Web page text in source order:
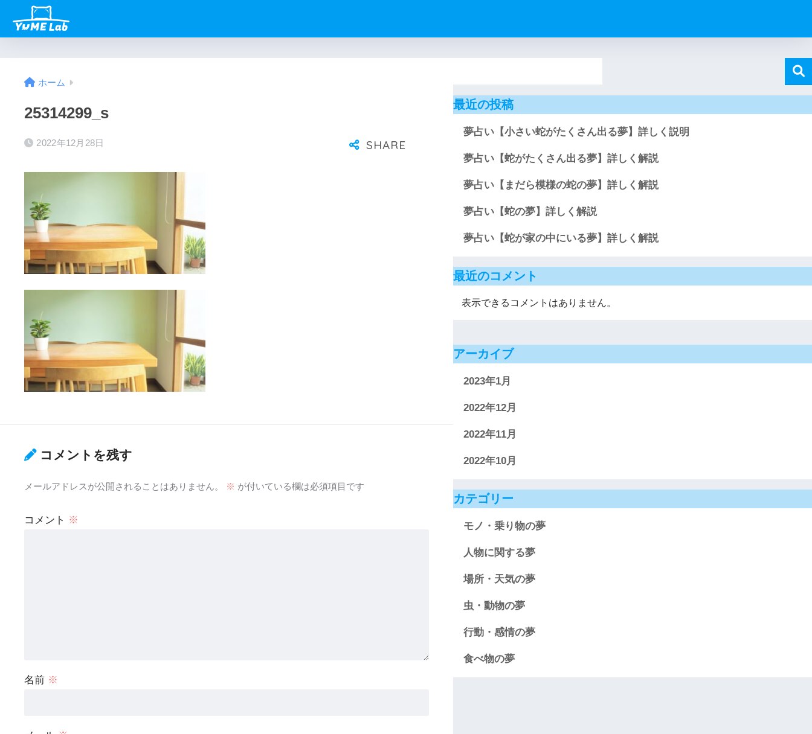
ホーム
25314299_s
2022年12月28日
コメントを残す
メールアドレスが公開されることはありません。 ※ が付いている欄は必須項目です
コメント ※
名前 ※
最近の投稿
夢占い【小さい蛇がたくさん出る夢】詳しく説明
夢占い【蛇がたくさん出る夢】詳しく解説
夢占い【まだら模様の蛇の夢】詳しく解説
夢占い【蛇の夢】詳しく解説
夢占い【蛇が家の中にいる夢】詳しく解説
最近のコメント
表示できるコメントはありません。
アーカイブ
2023年1月
2022年12月
2022年11月
2022年10月
カテゴリー
モノ・乗り物の夢
人物に関する夢
場所・天気の夢
虫・動物の夢
行動・感情の夢
食べ物の夢